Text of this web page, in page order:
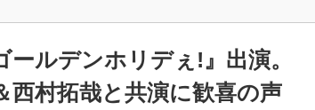
ルデンホリデぇ!』出演。
村拓哉と共演に歓喜の声